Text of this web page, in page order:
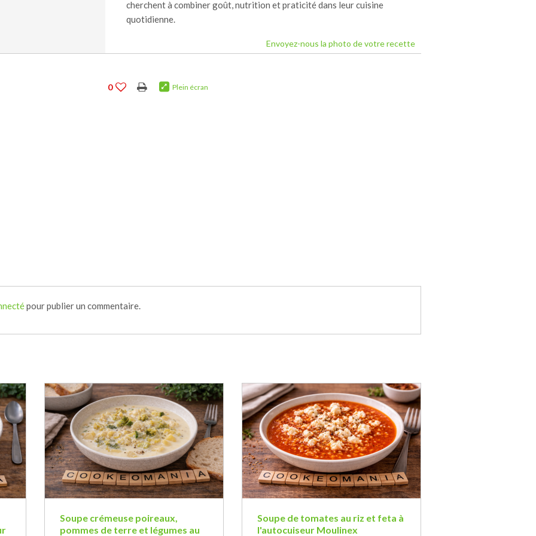
cherchent à combiner goût, nutrition et praticité dans leur cuisine
quotidienne.
Envoyez-nous la photo de votre recette
0 Plein écran
pour publier un commentaire.
Soupe crémeuse poireaux,
pommes de terre et légumes au
Soupe de tomates au riz et feta à
l'autocuiseur Moulinex